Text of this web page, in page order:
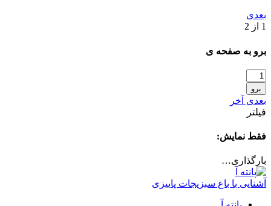
بعدی
1 از 2
برو به صفحه ی
برو
بعدی آخر
فیلتر
فقط نمایش:
بارگذاری…
آشنایی با باغ سبزیجات پاییزی